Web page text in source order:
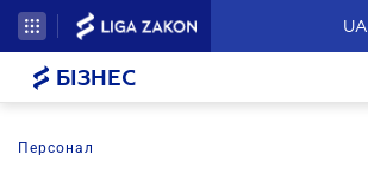
UA
БІЗНЕС
Персонал